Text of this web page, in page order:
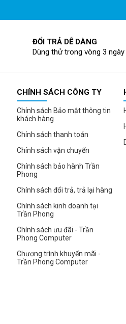
ĐỔI TRẢ DỄ DÀNG
Dùng thử trong vòng 3 ngày
CHÍNH SÁCH CÔNG TY
Chính sách Bảo mật thông tin
khách hàng
Chính sách thanh toán
Chính sách vận chuyển
Chính sách bảo hành Trần
Phong
Chính sách đổi trả, trả lại hàng
Chính sách kinh doanh tại
Trần Phong
Chính sách ưu đãi - Trần
Phong Computer
Chương trình khuyến mãi -
Trần Phong Computer